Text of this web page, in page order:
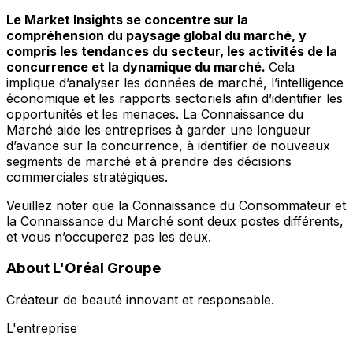
Le Market Insights se concentre sur la
compréhension du paysage global du marché, y
compris les tendances du secteur, les activités de la
concurrence et la dynamique du marché. Cela
implique d’analyser les données de marché, l’intelligence
économique et les rapports sectoriels afin d’identifier les
opportunités et les menaces. La Connaissance du
Marché aide les entreprises à garder une longueur
d’avance sur la concurrence, à identifier de nouveaux
segments de marché et à prendre des décisions
commerciales stratégiques.
Veuillez noter que la Connaissance du Consommateur et
la Connaissance du Marché sont deux postes différents,
et vous n’occuperez pas les deux.
About L'Oréal Groupe
Créateur de beauté innovant et responsable.
L'entreprise